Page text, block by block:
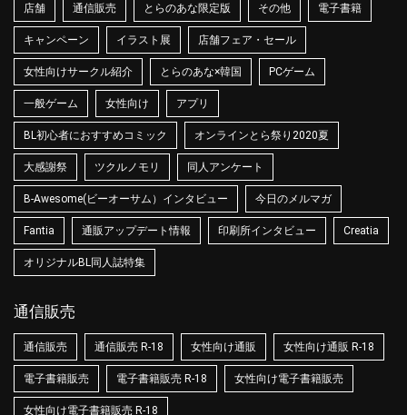
店舗 通信販売 とらのあな限定版 その他 電子書籍
キャンペーン イラスト展 店舗フェア・セール
女性向けサークル紹介 とらのあな×韓国 PCゲーム
一般ゲーム 女性向け アプリ
BL初心者におすすめコミック オンラインとら祭り2020夏
大感謝祭 ツクルノモリ 同人アンケート
B-Awesome(ビーオーサム）インタビュー 今日のメルマガ
Fantia 通販アップデート情報 印刷所インタビュー Creatia
オリジナルBL同人誌特集
通信販売
通信販売 通信販売 R-18 女性向け通販 女性向け通販 R-18
電子書籍販売 電子書籍販売 R-18 女性向け電子書籍販売
女性向け電子書籍販売 R-18